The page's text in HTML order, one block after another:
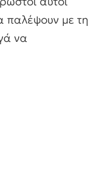
παλέψουν με τη
να